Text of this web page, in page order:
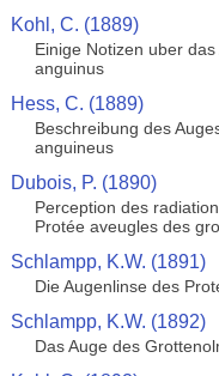
Kohl, C. (1889)
Einige Notizen uber
anguinus
Hess, C. (1889)
Beschreibung des
anguineus
Dubois, P. (1890)
Perception des
Protée aveugles des
Schlampp, K.W. (1891)
Die Augenlinse des
Schlampp, K.W. (1892)
Das Auge des